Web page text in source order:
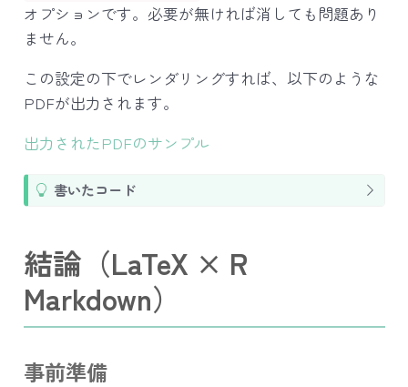
オプションです。必要が無ければ消しても問題あり
ません。
この設定の下でレンダリングすれば、以下のような
PDFが出力されます。
出力されたPDFのサンプル
T
書いたコード
結論（LaTeX × R
Markdown）
事前準備